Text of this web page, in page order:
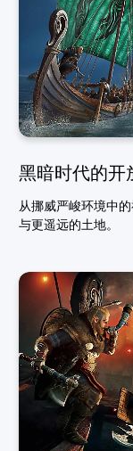
黑暗时代的开
从挪威严峻环境中
与更遥远的土地。